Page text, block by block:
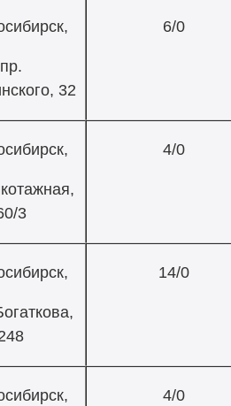
пр.
32
6/0
3
4/0
14/0
4/0